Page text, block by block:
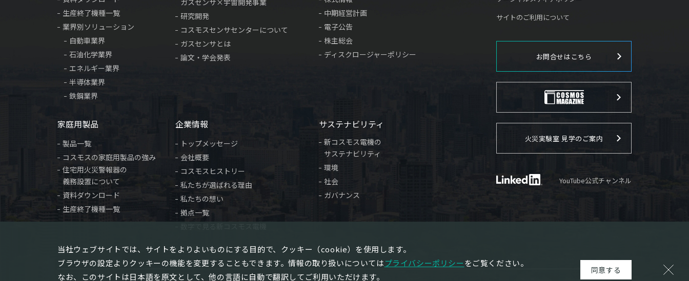
生産終了機種一覧
業界別ソリューション
自動車業界
石油化学業界
エネルギー業界
半導体業界
鉄鋼業界
家庭用製品
製品一覧
コスモスの家庭用製品の強み
住宅用火災警報器の
義務設置について
資料ダウンロード
生産終了機種一覧
ガスセンサ×宇宙開発事業
研究開発
コスモスセンサセンターについて
ガスセンサとは
論文・学会発表
企業情報
トップメッセージ
会社概要
コスモスヒストリー
私たちが選ばれる理由
私たちの想い
拠点一覧
中期経営計画
電子公告
株主総会
ディスクロージャーポリシー
サステナビリティ
新コスモス電機の
サステナビリティ
環境
社会
ガバナンス
サイトのご利用について
お問合せはこちら
火災実験室 見学のご案内
YouTube公式チャンネル
当社ウェブサイトでは、サイトをよりよいものにする目的で、クッキー（cookie）を使用します。
ブラウザの設定よりクッキーの機能を変更することもできます。情報の取り扱いについてはプライバシーポリシーをご覧ください。
なお、このサイトは日本語を原文として、他の言語に自動で翻訳してご利用いただけます。
同意する